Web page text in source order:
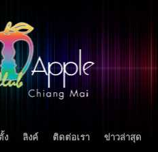
ง ลิงค์ ติดต่อเรา ข่าวล่าสุด